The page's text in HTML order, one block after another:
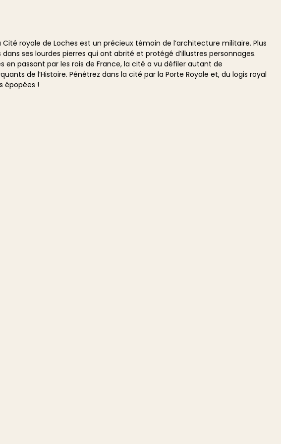
royale de Loches est un précieux témoin de l’architecture militaire. Plus
ses lourdes pierres qui ont abrité et protégé d’illustres personnages.
en passant par les rois de France, la cité a vu défiler autant de
de l’Histoire. Pénétrez dans la cité par la Porte Royale et, du logis royal
épopées !